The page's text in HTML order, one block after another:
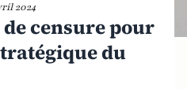
2024
censure pour
du